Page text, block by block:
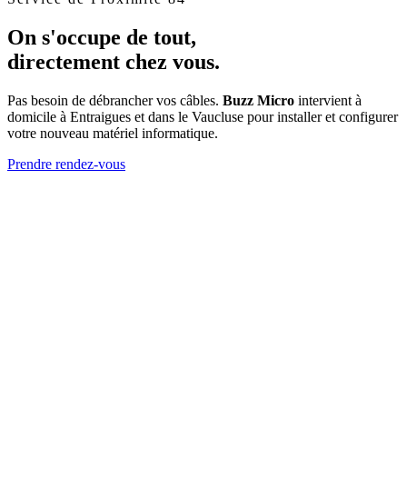
On s'occupe de tout,
directement chez vous.
Pas besoin de débrancher vos câbles. Buzz Micro intervient à
domicile à Entraigues et dans le Vaucluse pour installer et configurer
votre nouveau matériel informatique.
Prendre rendez-vous